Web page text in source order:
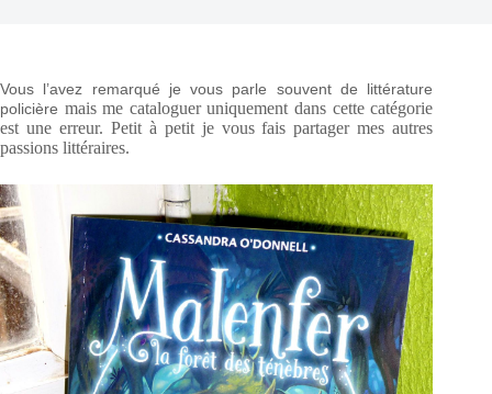
Vous l’avez remarqué je vous parle souvent de littérature
policière mais me cataloguer uniquement dans cette catégorie
est une erreur. Petit à petit je vous fais partager mes autres
passions littéraires.